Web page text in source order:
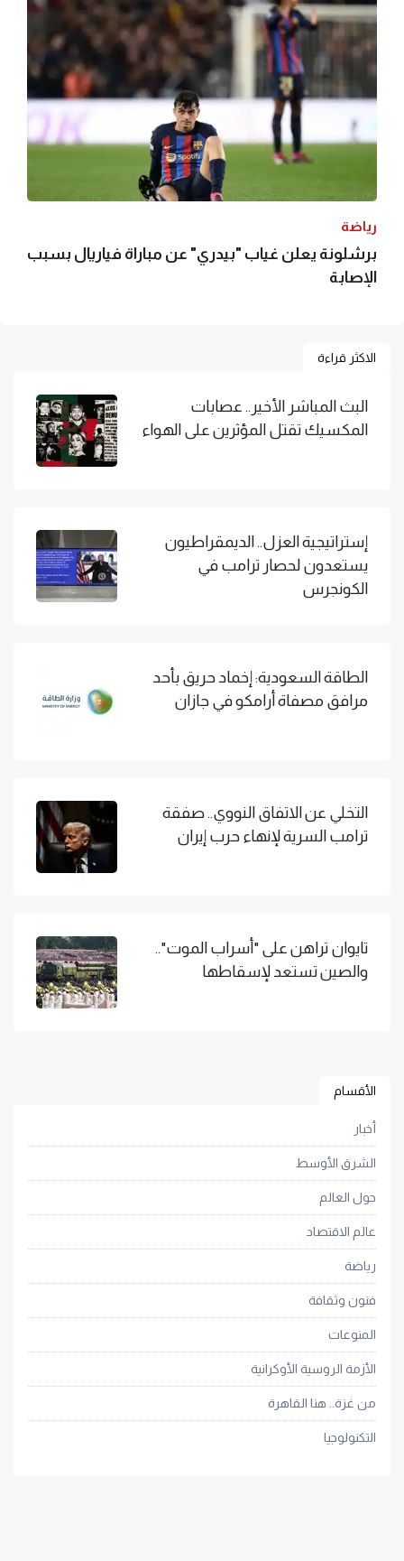
رياضة
برشلونة يعلن غياب "بيدري" عن مباراة فياريال بسبب
الإصابة
الاكثر قراءة
البث المباشر الأخير.. عصابات
المكسيك تقتل المؤثرين على الهواء
إستراتيجية العزل.. الديمقراطيون
يستعدون لحصار ترامب في
الكونجرس
الطاقة السعودية: إخماد حريق بأحد
مرافق مصفاة أرامكو في جازان
التخلي عن الاتفاق النووي.. صفقة
ترامب السرية لإنهاء حرب إيران
تايوان تراهن على "أسراب الموت"..
والصين تستعد لإسقاطها
الأقسام
أخبار
الشرق الأوسط
حول العالم
عالم الاقتصاد
رياضة
فنون وثقافة
المنوعات
الأزمة الروسية الأوكرانية
من غزة.. هنا القاهرة
التكنولوجيا